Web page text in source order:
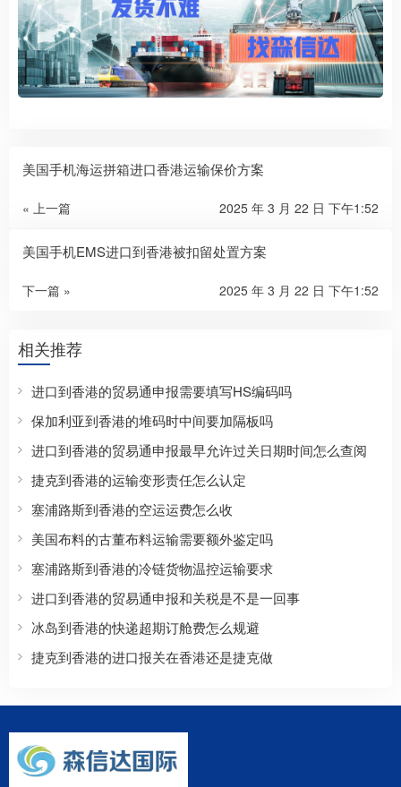
美国手机海运拼箱进口香港运输保价方案
« 上一篇 2025 年 3 月 22 日 下午1:52
美国手机EMS进口到香港被扣留处置方案
下一篇 » 2025 年 3 月 22 日 下午1:52
相关推荐
进口到香港的贸易通申报需要填写HS编码吗
保加利亚到香港的堆码时中间要加隔板吗
进口到香港的贸易通申报最早允许过关日期时间怎么查阅
捷克到香港的运输变形责任怎么认定
塞浦路斯到香港的空运运费怎么收
美国布料的古董布料运输需要额外鉴定吗
塞浦路斯到香港的冷链货物温控运输要求
进口到香港的贸易通申报和关税是不是一回事
冰岛到香港的快递超期订舱费怎么规避
捷克到香港的进口报关在香港还是捷克做